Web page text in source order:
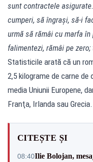
sunt contractele
cumperi, să îngraşi, să-i
urmă să rămâi cu marfa
falimentezi, rămâi pe
Statisticile arată că un
2,5 kilograme de carne de
media Uniunii Europene,
Franţa, Irlanda sau Grecia.
CITEȘTE ȘI
08:40Ilie Bolojan,